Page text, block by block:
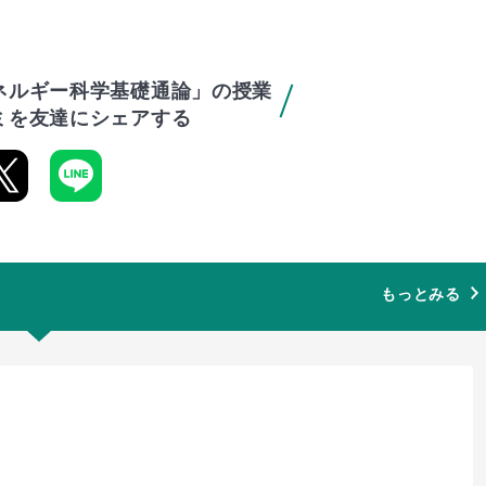
ルギー科学基礎通論」の授業
を友達にシェアする
もっとみる